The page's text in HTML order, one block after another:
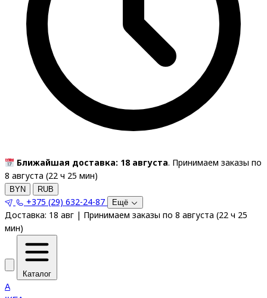
Ближайшая доставка: 18 августа. Принимаем заказы по
8 августа (22 ч 25 мин)
BYN RUB
+375 (29) 632-24-87 Ещё
Доставка: 18 авг | Принимаем заказы по 8 августа (22 ч 25
мин)
Каталог
A